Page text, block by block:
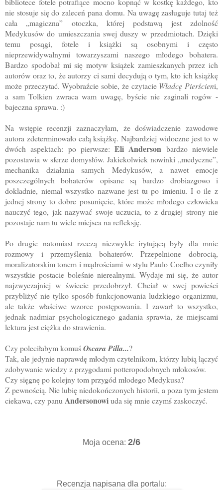
nie stosuje się do zaleceń pana domu. Na uwagę zasługuje tutaj też
cała „magiczna” otoczka, której podstawą jest zdolność
Medykusów do umieszczania swej duszy w przedmiotach. Dzięki
temu posągi, fotele i książki są osobnymi i często
nieprzewidywalnymi towarzyszami naszego młodego bohatera.
Bardzo spodobał mi się motyw książek zamieszkanych przez ich
autorów oraz to, że autorzy ci sami decydują o tym, kto ich książkę
może przeczytać. Wyobraźcie sobie, że czytacie Władcę Pierścieni,
a sam Tolkien zwraca wam uwagę, byście nie zaginali rogów -
bajeczna sprawa. :)
Na wstępie recenzji zaznaczyłam, że doświadczenie zawodowe
autora zdeterminowało całą książkę. Najbardziej widoczne jest to w
dwóch aspektach: po pierwsze:Eli Anderson bardzo niewiele
pozostawia w sferze domysłów. Jakiekolwiek nowinki „medyczne”,
mechanika działania samych Medykusów, a nawet emocje
poszczególnych bohaterów opisane są bardzo drobiazgowo i
dokładnie, niemal wszystko nazwane jest tu po imieniu. I o ile z
jednej strony to dobre posunięcie, które może młodego człowieka
nauczyć tego, jak nazywać swoje uczucia, to z drugiej strony nie
pozostaje nam tu wiele miejsca na refleksję.
Po drugie natomiast rzeczą niezwykle irytującą były dla mnie
rozmowy i przemyślenia bohaterów. Przepełnione dobrocią,
moralizatorskim tonem i mądrościami w stylu Paulo Coelho czyniły
wszystkie postacie boleśnie nierealnymi. Wydaje mi się, że autor
najzwyczajniej w świecie przedobrzył. Chciał w swej powieści
przybliżyć nie tylko sposób funkcjonowania ludzkiego organizmu,
ale także właściwe wzorce postępowania. I zawarł to wszystko,
jednak nadmiar psychologicznego gadania sprawia, że miejscami
lektura jest ciężka do strawienia.
Czy poleciłabym komuśOscara Pilla...?
Tak, ale jedynie naprawdę młodym czytelnikom, którzy lubią łączyć
zdobywanie wiedzy z przygodami potteropodobnych młokosów.
Czy sięgnę po kolejny tom przygód młodego Medykusa?
Z pewnością. Nie lubię niedokończonych historii, a poza tym jestem
ciekawa, czy panu Andersonowiuda się mnie czymś zaskoczyć.
Moja ocena: 2/6
Recenzja napisana dla portalu: